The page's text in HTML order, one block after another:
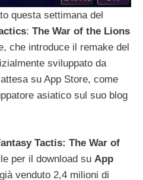
questa settimana del
: The War of the Lions
che introduce il remake del
sviluppato da
su App Store, come
asiatico sul suo blog
Tactis: The War of
per il download su App
venduto 2,4 milioni di